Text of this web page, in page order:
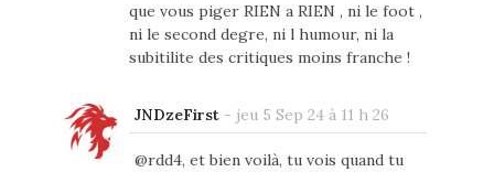
que vous piger RIEN a RIEN , ni le foot ,
ni le second degre, ni l humour, ni la
subitilite des critiques moins franche !
JNDzeFirst- jeu 5 Sep 24 à 11 h 26
@rdd4, et bien voilà, tu vois quand tu